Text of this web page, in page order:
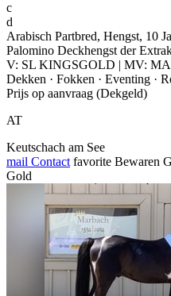
c
d
Arabisch Partbred, Hengst, 10
Palomino Deckhengst der
V: SL KINGSGOLD | MV:
Dekken · Fokken · Eventing ·
Prijs op aanvraag (Dekgeld)
AT
Keutschach am See
mail Contact favorite Bewaren
Gold